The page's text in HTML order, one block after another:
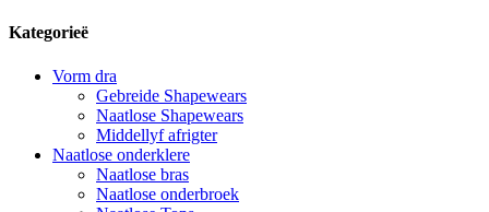
Kategorieë
Vorm dra
Gebreide Shapewears
Naatlose Shapewears
Middellyf afrigter
Naatlose onderklere
Naatlose bras
Naatlose onderbroek